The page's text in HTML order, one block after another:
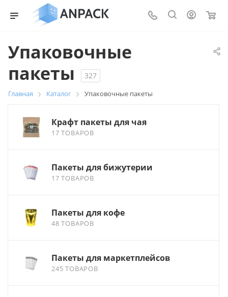
0
Упаковочные
пакеты
327
Главная Каталог Упаковочные пакеты
Крафт пакеты для чая
17 ТОВАРОВ
Пакеты для бижутерии
17 ТОВАРОВ
Пакеты для кофе
48 ТОВАРОВ
Пакеты для маркетплейсов
245 ТОВАРОВ